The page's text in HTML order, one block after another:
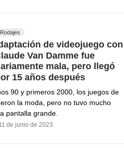
de videojuego con
Van Damme fue
mala, pero llegó
15 años después
90 y primeros 2000, los juegos de
la moda, pero no tuvo mucho
pantalla grande.
de junio de 2023